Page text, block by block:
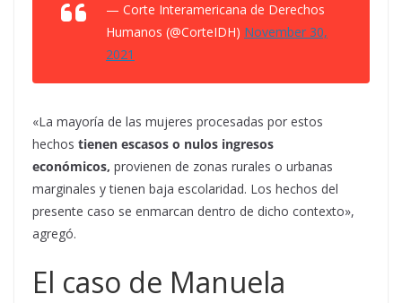
— Corte Interamericana de Derechos
Humanos (@CorteIDH) November 30,
2021
«La mayoría de las mujeres procesadas por estos
hechos tienen escasos o nulos ingresos
económicos, provienen de zonas rurales o urbanas
marginales y tienen baja escolaridad. Los hechos del
presente caso se enmarcan dentro de dicho contexto»,
agregó.
El caso de Manuela